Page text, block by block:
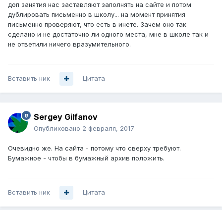
доп занятия нас заставляют заполнять на сайте и потом
дублировать письменно в школу... на момент принятия
письменно проверяют, что есть в инете. Зачем оно так
сделано и не достаточно ли одного места, мне в школе так и
не ответили ничего вразумительного.
Вставить ник Цитата
Sergey Gilfanov
Опубликовано 2 февраля, 2017
Очевидно же. На сайта - потому что сверху требуют.
Бумажное - чтобы в бумажный архив положить.
Вставить ник Цитата